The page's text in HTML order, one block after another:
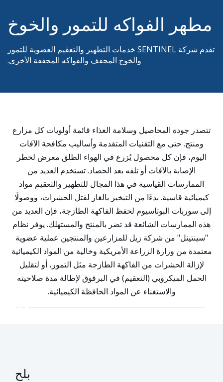
مطهر الفواكه للتمور والخوخ
تقدم شركة SENTINEL خدمات التطهير والتعقيم العضوية للتمور
والخوخ المجفف والفواكه المجففة الأخرى.
تتصدر جودة المحاصيل وسلامة الغذاء قائمة أولويات كل مزارع
ومنتج. حتى مع التقنيات المتقدمة وأساليب مكافحة الآفات
اليوم، فإن كل محصول يُزرع في الهواء الطلق معرض لخطر
الإصابة بالآفات أو تلفه بعد الحصاد. تستخدم العديد من
الممارسات القياسية في هذا المجال للتطهير والتعقيم مواد
كيميائية قاسية. بدءًا من التبخير بالغاز لقتل الحشرات، ووصولًا
إلى سوربات البوتاسيوم لحفظ الفاكهة الطازجة، فإن العديد من
هذه الممارسات الشائعة قد تضر بالمنتج والمستهلك. يوفر نظام
"سينتينل" من شركة زيل للمزارعين والمنتجين عملية عضوية
معتمدة من وزارة الزراعة الأمريكية وخالية من المواد الكيميائية
لإزالة الحشرات من الفاكهة الطازجة مثل التمور، أو لتقليل
الحمل الميكروبي (التعقيم) في البرقوق لإطالة مدة صلاحيته
والاستغناء عن المواد الحافظة الكيميائية.
بلح